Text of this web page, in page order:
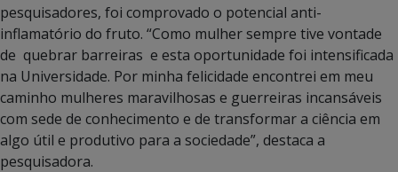
pesquisadores, foi comprovado o potencial anti-
inflamatório do fruto. “Como mulher sempre tive vontade
de quebrar barreiras e esta oportunidade foi intensificada
na Universidade. Por minha felicidade encontrei em meu
caminho mulheres maravilhosas e guerreiras incansáveis
com sede de conhecimento e de transformar a ciência em
algo útil e produtivo para a sociedade”, destaca a
pesquisadora.